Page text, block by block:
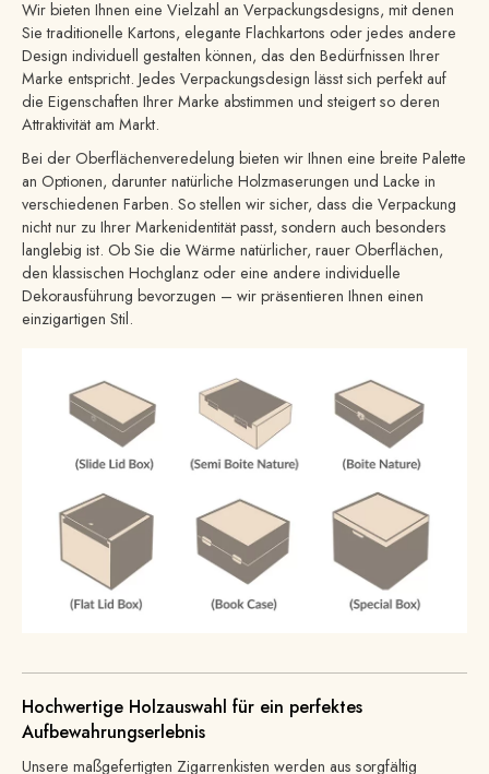
Wir bieten Ihnen eine Vielzahl an Verpackungsdesigns, mit denen
Sie traditionelle Kartons, elegante Flachkartons oder jedes andere
Design individuell gestalten können, das den Bedürfnissen Ihrer
Marke entspricht. Jedes Verpackungsdesign lässt sich perfekt auf
die Eigenschaften Ihrer Marke abstimmen und steigert so deren
Attraktivität am Markt.
Bei der Oberflächenveredelung bieten wir Ihnen eine breite Palette
an Optionen, darunter natürliche Holzmaserungen und Lacke in
verschiedenen Farben. So stellen wir sicher, dass die Verpackung
nicht nur zu Ihrer Markenidentität passt, sondern auch besonders
langlebig ist. Ob Sie die Wärme natürlicher, rauer Oberflächen,
den klassischen Hochglanz oder eine andere individuelle
Dekorausführung bevorzugen – wir präsentieren Ihnen einen
einzigartigen Stil.
Hochwertige Holzauswahl für ein perfektes
Aufbewahrungserlebnis
Unsere maßgefertigten Zigarrenkisten werden aus sorgfältig